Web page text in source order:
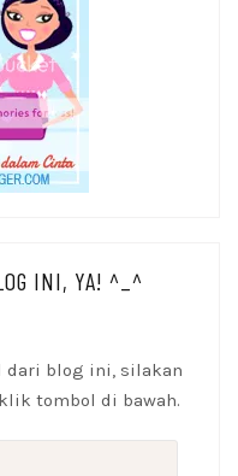
INI, YA! ^_^
dari blog ini, silakan
tombol di bawah.